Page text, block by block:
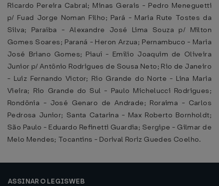
Ricardo Pereira Cabral; Minas Gerais - Pedro Meneguetti
p/ Fuad Jorge Noman Filho; Pará - Maria Rute Tostes da
Silva; Paraíba - Alexandre José Lima Souza p/ Milton
Gomes Soares; Paraná - Heron Arzua; Pernambuco - Maria
José Briano Gomes; Piauí - Emílio Joaquim de Oliveira
Junior p/ Antônio Rodrigues de Sousa Neto; Rio de Janeiro
- Luiz Fernando Victor; Rio Grande do Norte - Lina Maria
Vieira; Rio Grande do Sul - Paulo Michelucci Rodrigues;
Rondônia - José Genaro de Andrade; Roraima - Carlos
Pedrosa Junior; Santa Catarina - Max Roberto Bornholdt;
São Paulo - Eduardo Refinetti Guardia; Sergipe - Gilmar de
Melo Mendes; Tocantins - Dorival Roriz Guedes Coelho.
ASSINAR O LEGISWEB